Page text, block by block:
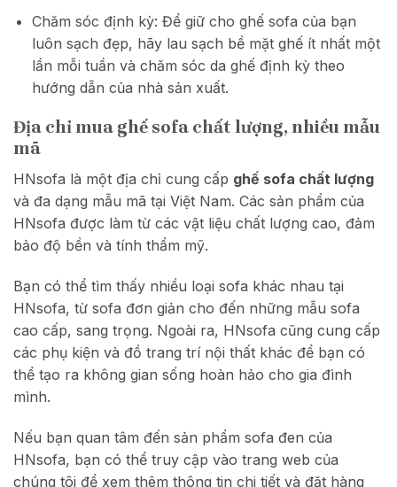
Chăm sóc định kỳ: Để giữ cho ghế sofa của bạn
luôn sạch đẹp, hãy lau sạch bề mặt ghế ít nhất một
lần mỗi tuần và chăm sóc da ghế định kỳ theo
hướng dẫn của nhà sản xuất.
Địa chỉ mua ghế sofa chất lượng, nhiều mẫu
mã
HNsofa là một địa chỉ cung cấp ghế sofa chất lượng
và đa dạng mẫu mã tại Việt Nam. Các sản phẩm của
HNsofa được làm từ các vật liệu chất lượng cao, đảm
bảo độ bền và tính thẩm mỹ.
Bạn có thể tìm thấy nhiều loại sofa khác nhau tại
HNsofa, từ sofa đơn giản cho đến những mẫu sofa
cao cấp, sang trọng. Ngoài ra, HNsofa cũng cung cấp
các phụ kiện và đồ trang trí nội thất khác để bạn có
thể tạo ra không gian sống hoàn hảo cho gia đình
mình.
Nếu bạn quan tâm đến sản phẩm sofa đen của
HNsofa, bạn có thể truy cập vào trang web của
chúng tôi để xem thêm thông tin chi tiết và đặt hàng